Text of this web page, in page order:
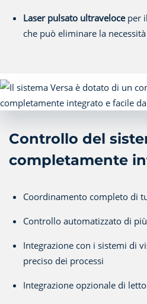
Laser pulsato ultraveloceper
che può eliminare la
Controllo del
completamente
Coordinamento completo di
Controllo automatizzato di
Integrazione con i sistemi di
preciso dei processi
Integrazione opzionale di